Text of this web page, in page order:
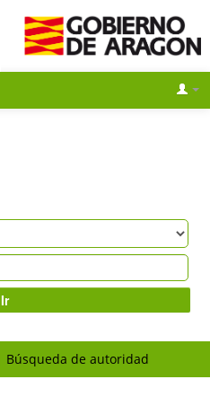
Ir
Búsqueda de autoridad